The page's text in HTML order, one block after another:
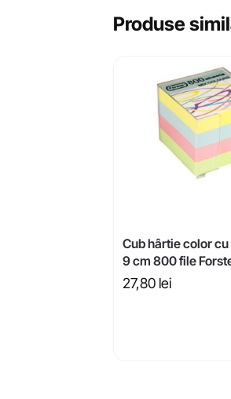
Produse
Cub hârtie color
9 cm 800 file
27,80 lei